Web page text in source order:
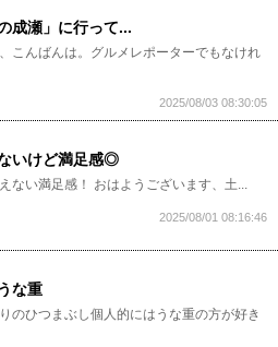
成瀬」に行って...
こんばんは。グルメレポーターでもなけれ
2025/08/03 08:30:05
いけど満足感◎
ない満足感！ おはようございます、土...
2025/08/01 08:16:46
な重
のひつまぶし個人的にはうな重の方が好き